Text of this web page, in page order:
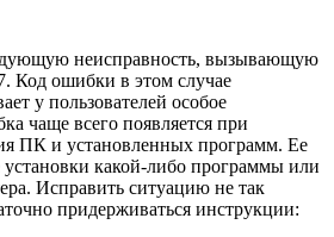
неисправность, вызывающую
Код ошибки в этом случае
у пользователей особое
чаще всего появляется при
ПК и установленных программ. Ее
какой-либо программы или
Исправить ситуацию не так
придерживаться инструкции: